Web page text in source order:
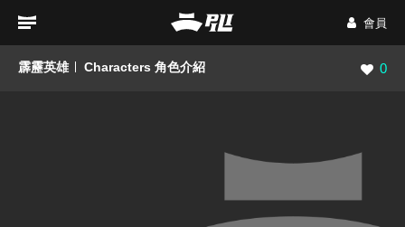
會員
霹靂英雄 Characters 角色介紹 瀏覽
0